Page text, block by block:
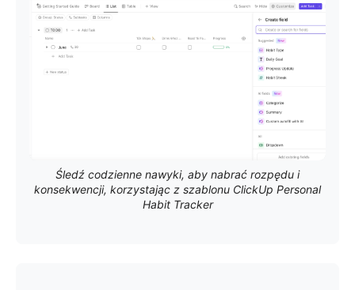
Śledź codzienne nawyki, aby nabrać rozpędu i
konsekwencji, korzystając z szablonu ClickUp Personal
Habit Tracker